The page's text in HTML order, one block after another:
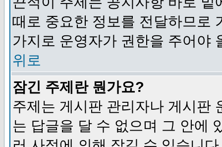
때로 중요한 정보를 전달하므로
가지로 운영자가 권한을 주어야
위로
잠긴 주제란 뭔가요?
주제는 게시판 관리자나 게시판
는 답글을 달 수 없으며 그 안에